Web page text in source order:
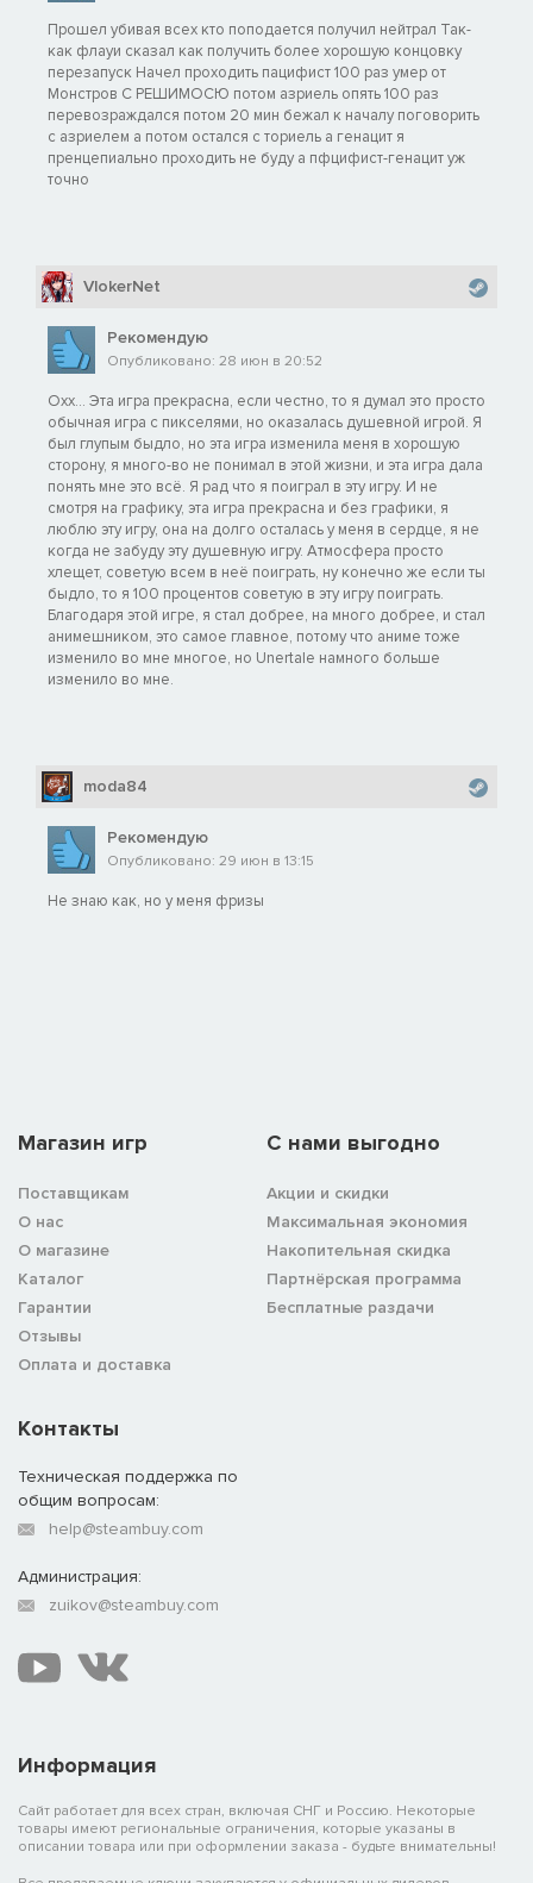
Прошел убивая всех кто поподается получил нейтрал Так-
как флауи сказал как получить более хорошую концовку
перезапуск Начел проходить пацифист 100 раз умер от
Монстров С РЕШИМОСЮ потом азриель опять 100 раз
перевозраждался потом 20 мин бежал к началу поговорить
с азриелем а потом остался с ториель а генацит я
пренцепиально проходить не буду а пфцифист-генацит уж
точно
VlokerNet
Рекомендую
Опубликовано: 28 июн в 20:52
Охх... Эта игра прекрасна, если честно, то я думал это просто
обычная игра с пикселями, но оказалась душевной игрой. Я
был глупым быдло, но эта игра изменила меня в хорошую
сторону, я много-во не понимал в этой жизни, и эта игра дала
понять мне это всё. Я рад что я поиграл в эту игру. И не
смотря на графику, эта игра прекрасна и без графики, я
люблю эту игру, она на долго осталась у меня в сердце, я не
когда не забуду эту душевную игру. Атмосфера просто
хлещет, советую всем в неё поиграть, ну конечно же если ты
быдло, то я 100 процентов советую в эту игру поиграть.
Благодаря этой игре, я стал добрее, на много добрее, и стал
анимешником, это самое главное, потому что аниме тоже
изменило во мне многое, но Unertale намного больше
изменило во мне.
moda84
Рекомендую
Опубликовано: 29 июн в 13:15
Не знаю как, но у меня фризы
Магазин игр
Поставщикам
О нас
О магазине
Каталог
Гарантии
Отзывы
Оплата и доставка
C нами выгодно
Акции и скидки
Максимальная экономия
Накопительная скидка
Партнёрская программа
Бесплатные раздачи
Информация
Сайт работает для всех стран, включая СНГ и Россию. Некоторые
товары имеют региональные ограничения, которые указаны в
описании товара или при оформлении заказа - будьте внимательны!
Контакты
Техническая поддержка по
общим вопросам:
help@steambuy.com
Администрация:
zuikov@steambuy.com